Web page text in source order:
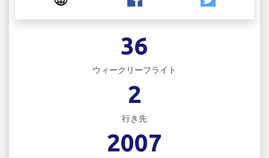
36
ウィークリーフライト
2
行き先
2007